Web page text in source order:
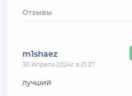
harya
+ 10 руб 11 Июля 2026г в 16:55
Отзывы
m1shaez
30 Апреля 2024г в 21:37
лучший